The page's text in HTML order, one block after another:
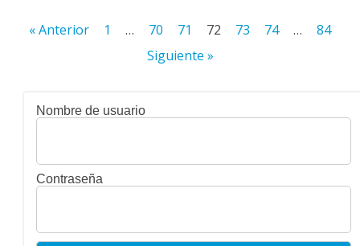
Paginación
« Anterior 1 … 70 71 72 73 74 …
84
Siguiente »
Nombre de usuario
Contraseña